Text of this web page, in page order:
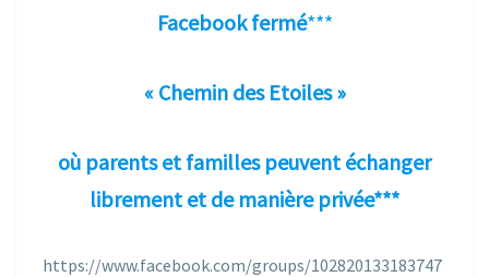
Facebook fermé***
« Chemin des Etoiles »
où parents et familles peuvent échanger
librement et de manière privée***
https://www.facebook.com/groups/102820133183747